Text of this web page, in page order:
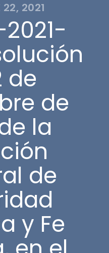
22, 2021
de
de
la
de
y Fe